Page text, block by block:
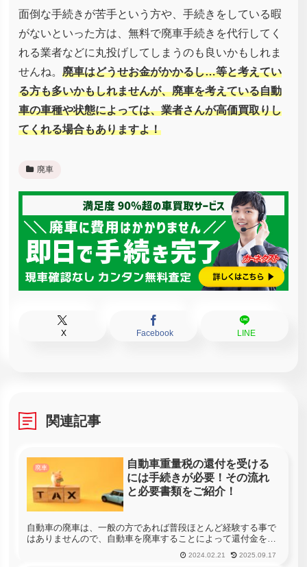
面倒な手続きが苦手という方や、手続きをしている暇
がないといった方は、無料で廃車手続きを代行してく
れる業者などに丸投げしてしまうのも良いかもしれま
せんね。 廃車はどうせお金がかかるし…等と考えてい
る方も多いかもしれませんが、廃車を考えている自動
車の車種や状態によっては、業者さんが高価買取りし
てくれる場合もありますよ！
廃車
X Facebook LINE
関連記事
廃車
自動車重量税の還付を受ける
には手続きが必要！その流れ
と必要書類をご紹介！
自動車の廃車は、一般の方であれば普段ほとんど経験する事で
はありませんので、自動車を廃車することによって還付金を受
け取れる可能性があるという事を知らない人も多いものです。
自動車を廃車することによって受け取れる還付金には、自動車
2024.02.21 2025.09.17